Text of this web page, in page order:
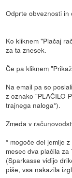
Odprte obveznosti
Ko kliknem "Plačaj
za ta znesek.
Če pa kliknem
Na email pa so
z oznako "PLAČILO
trajnega naloga*).
Zmeda v
* mogoče del jemlje
mesec dva plačila
(Sparkasse vidijo
piše, vsa nakazila